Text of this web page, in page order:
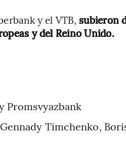
y el VTB, subieron
y del Reino Unido.
Promsvyazbank
Timchenko,